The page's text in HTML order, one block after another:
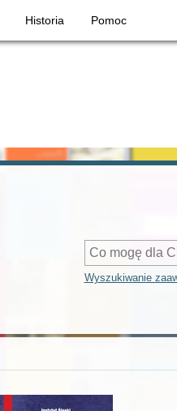
Historia Pomoc
Wyszukiwanie